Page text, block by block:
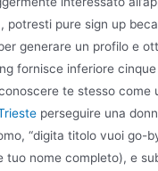
potresti pure sign up
generare un profilo e
fornisce inferiore
te stesso come
perseguire una
“digita titolo vuoi go-
tuo nome completo), e